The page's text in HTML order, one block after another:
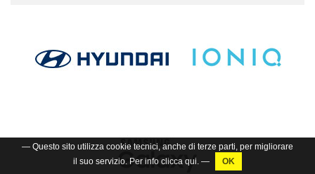
— Questo sito utilizza cookie tecnici, anche di terze parti, per migliorare
il suo servizio. Per info clicca qui. —